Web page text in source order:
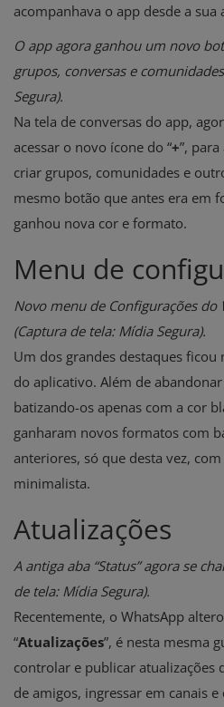
acompanhava o app desde a sua
O app agora ganhou um novo
grupos, conversas e
Segura).
Na tela de conversas do app,
acessar o novo ícone do “+”,
criar grupos, comunidades e
mesmo botão que antes era em
ganhou nova cor e formato.
Menu de
Novo menu de Configurações do
(Captura de tela: Mídia Segura).
Um dos grandes destaques
do aplicativo. Além de
batizando-os apenas com a cor
ganharam novos formatos com
anteriores, só que desta vez,
minimalista.
Atualizações
A antiga aba “Status” agora se
de tela: Mídia Segura).
Recentemente, o WhatsApp
“Atualizações”, é nesta mesma
controlar e publicar atualizações
de amigos, ingressar em canais